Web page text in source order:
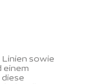
sowie
einem